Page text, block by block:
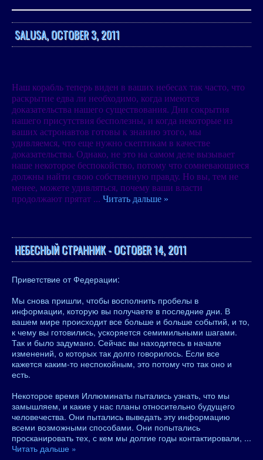
SALUSA, OCTOBER 3, 2011
Наш корабль теперь виден в ваших небесах так часто, что
раскрытие едва ли необходимо, когда имеются
доказательства нашего существования. Дни сокрытия
нашего присутствия бесполезны, и когда некоторые из
ваших астронавтов готовы к знанию этого, мы
удивляемся, что еще нужно скептикам в качестве
доказательства. Однако, не это на самом деле вызывает
наше некоторое беспокойство, потому что сомневающиеся
должны найти свою собственную правду. Но вы, тем не
менее, можете удивляться, почему ваши власти
продолжают прятат ... Читать дальше »
НЕБЕСНЫЙ СТРАННИК - OCTOBER 14, 2011
Приветствие от Федерации:
Мы снова пришли, чтобы восполнить пробелы в
информации, которую вы получаете в последние дни. В
вашем мире происходит все больше и больше событий, и то,
к чему вы готовились, ускоряется семимильными шагами.
Так и было задумано. Сейчас вы находитесь в начале
изменений, о которых так долго говорилось. Если все
кажется каким-то неспокойным, это потому что так оно и
есть.
Некоторое время Иллюминаты пытались узнать, что мы
замышляем, и какие у нас планы относительно будущего
человечества. Они пытались выведать эту информацию
всеми возможными способами. Они попытались
просканировать тех, с кем мы долгие годы контактировали, ...
Читать дальше »